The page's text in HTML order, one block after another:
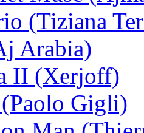
(Tiziana
Arabia)
II (Xerjoff)
Gigli)